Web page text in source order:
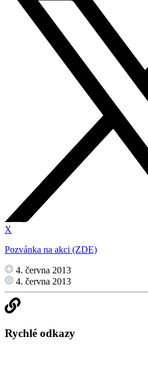
X
Pozvánka na akci (ZDE)
4. června 2013
4. června 2013
Rychlé odkazy